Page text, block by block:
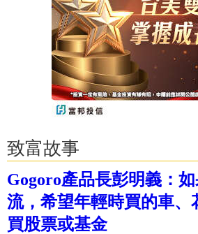
致富故事
Gogoro產品長彭明義：
流，希望年輕時買的車、
買股票或基金